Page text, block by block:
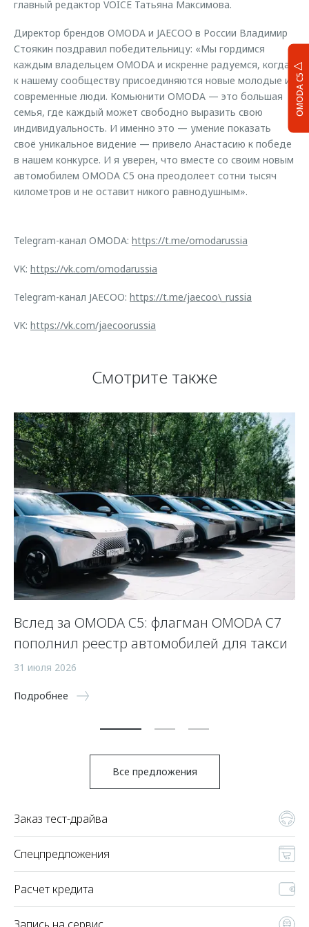
OMODA C5
главный редактор VOICE Татьяна Максимова.
Директор брендов OMODA и JAECOO в России Владимир
Стоякин поздравил победительницу: «Мы гордимся
каждым владельцем OMODA и искренне радуемся, когда
к нашему сообществу присоединяются новые молодые и
современные люди. Комьюнити OMODA — это большая
семья, где каждый может свободно выразить свою
индивидуальность. И именно это — умение показать
своё уникальное видение — привело Анастасию к победе
в нашем конкурсе. И я уверен, что вместе со своим новым
автомобилем OMODA C5 она преодолеет сотни тысяч
километров и не оставит никого равнодушным».
Telegram-канал OMODA: https://t.me/omodarussia
VK: https://vk.com/omodarussia
Telegram-канал JAECOO: https://t.me/jaecoo\_russia
VK: https://vk.com/jaecoorussia
Смотрите также
Вслед за OMODA C5: флагман OMODA C7
пополнил реестр автомобилей для такси
31 июля 2026
Подробнее
Все предложения
Заказ тест-драйва
Спецпредложения
Расчет кредита